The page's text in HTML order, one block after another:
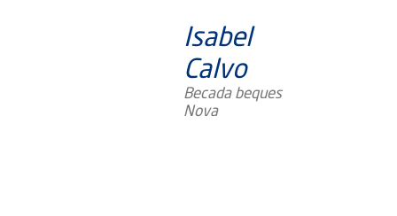
Isabel
Calvo
Becada beques
Nova